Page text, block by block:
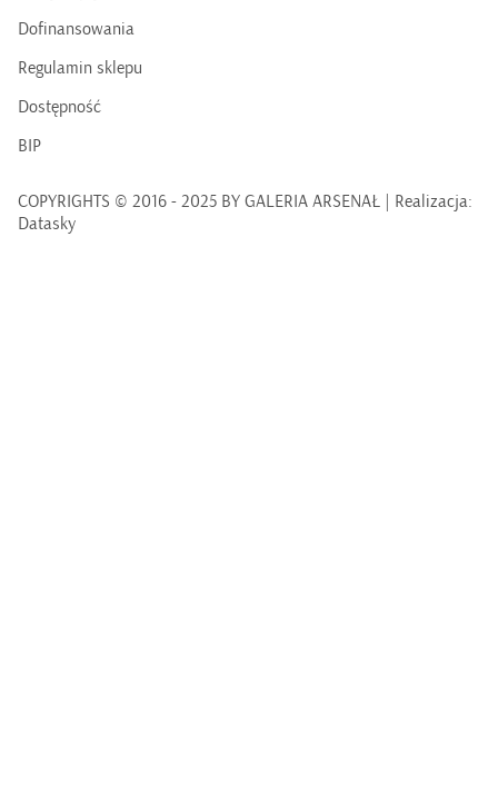
Dofinansowania
Regulamin sklepu
Dostępność
BIP
COPYRIGHTS © 2016 - 2025 BY GALERIA ARSENAŁ | Realizacja:
Datasky